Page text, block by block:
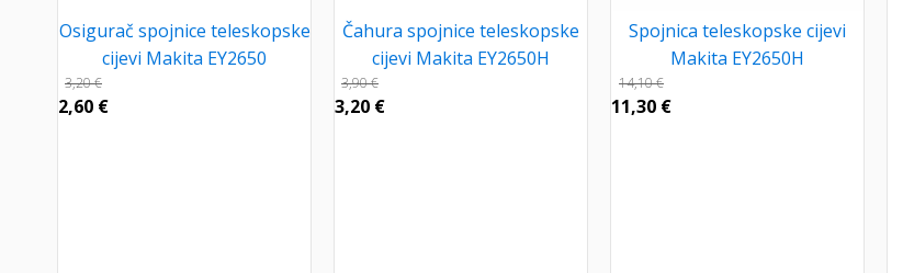
Osigurač spojnice teleskopske
cijevi Makita EY2650
3,20€
2,60 €
Čahura spojnice teleskopske
cijevi Makita EY2650H
3,90€
3,20 €
Spojnica teleskopske cijevi
Makita EY2650H
14,10€
11,30 €